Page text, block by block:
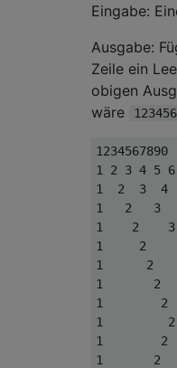
Eingabe:
Ausgabe:
Zeile ein
obigen
wäre
1234567890
1 2 3 4 5
1  2  3  4
1   2   3
1    2
1     2
1      2
1       2
1
1
1
1       2